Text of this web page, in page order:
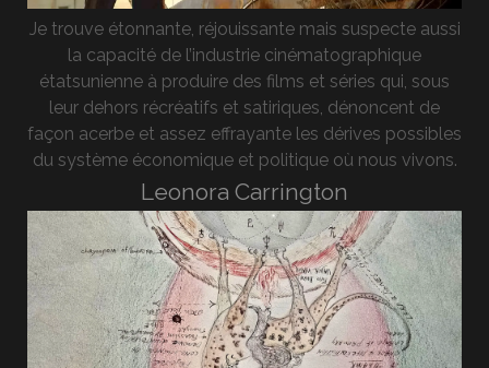
Je trouve étonnante, réjouissante mais suspecte aussi
la capacité de l’industrie cinématographique
étatsunienne à produire des films et séries qui, sous
leur dehors récréatifs et satiriques, dénoncent de
façon acerbe et assez effrayante les dérives possibles
du système économique et politique où nous vivons.
Leonora Carrington